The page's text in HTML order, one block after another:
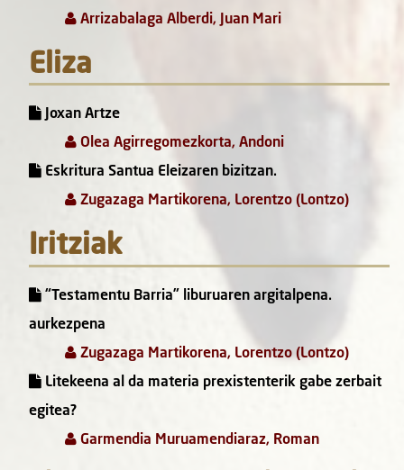
Arrizabalaga Alberdi, Juan Mari
Eliza
Joxan Artze
Olea Agirregomezkorta, Andoni
Eskritura Santua Eleizaren bizitzan.
Zugazaga Martikorena, Lorentzo (Lontzo)
Iritziak
“Testamentu Barria” liburuaren argitalpena.
aurkezpena
Zugazaga Martikorena, Lorentzo (Lontzo)
Litekeena al da materia prexistenterik gabe zerbait
egitea?
Garmendia Muruamendiaraz, Roman